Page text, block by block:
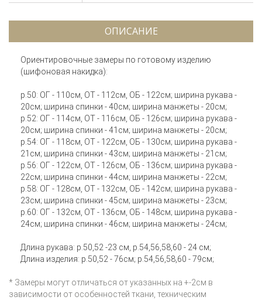
ОПИСАНИЕ
Ориентировочные замеры по готовому изделию
(шифоновая накидка):
р.50: ОГ - 110см, ОТ - 112см, ОБ - 122см; ширина рукава -
20см; ширина спинки - 40см; ширина манжеты - 20см;
р.52: ОГ - 114см, ОТ - 116см, ОБ - 126см; ширина рукава -
20см; ширина спинки - 41см; ширина манжеты - 20см;
р.54: ОГ - 118см, ОТ - 122см, ОБ - 130см; ширина рукава -
21см; ширина спинки - 43см; ширина манжеты - 21см;
р.56: ОГ - 122см, ОТ - 126см, ОБ - 136см; ширина рукава -
22см; ширина спинки - 44см; ширина манжеты - 22см;
р.58: ОГ - 128см, ОТ - 132см, ОБ - 142см; ширина рукава -
23см; ширина спинки - 45см; ширина манжеты - 23см;
р.60: ОГ - 132см, ОТ - 136см, ОБ - 148см; ширина рукава -
24см; ширина спинки - 46см; ширина манжеты - 24см;
Длина рукава: р.50,52 -23 см, р.54,56,58,60 - 24 см;
Длина изделия: р.50,52 - 76см; р.54,56,58,60 - 79см;
* Замеры могут отличаться от указанных на +-2см в
зависимости от особенностей ткани, техническим